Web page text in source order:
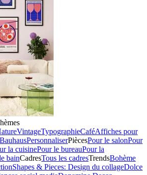
VintageTypographieCaféAffiches pour
BauhausPersonnaliserPiècesPour le salonPour
la cuisinePour le bureauPour la
bainCadresTous les cadresTrendsBohème
Shapes & Pieces: Design du collageDolce